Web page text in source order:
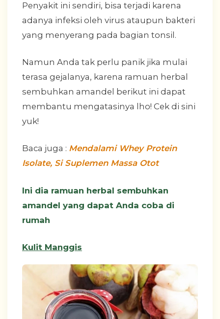
Penyakit ini sendiri, bisa terjadi karena
adanya infeksi oleh virus ataupun bakteri
yang menyerang pada bagian tonsil.
Namun Anda tak perlu panik jika mulai
terasa gejalanya, karena ramuan herbal
sembuhkan amandel berikut ini dapat
membantu mengatasinya lho! Cek di sini
yuk!
Baca juga : Mendalami Whey Protein
Isolate, Si Suplemen Massa Otot
Ini dia ramuan herbal sembuhkan
amandel yang dapat Anda coba di
rumah
Kulit Manggis